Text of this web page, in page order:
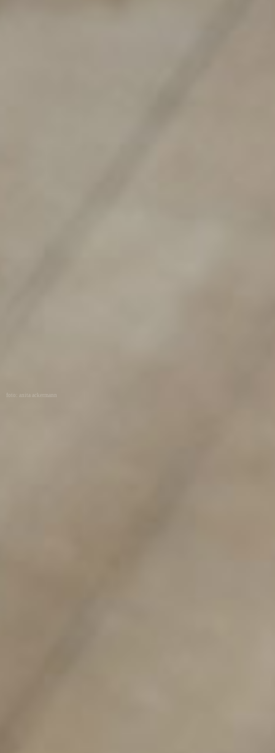
foto: anita ackermann